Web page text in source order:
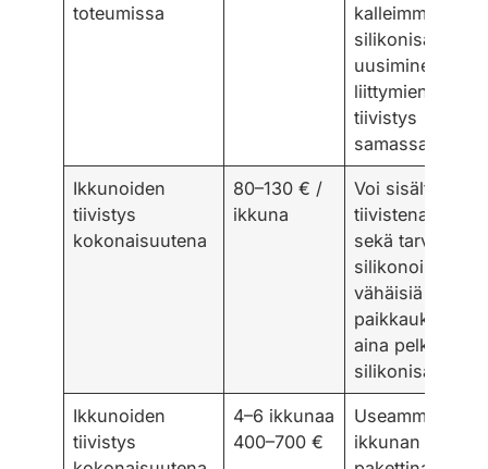
toteumissa
kalleimmillaan
uusiminen ja
liittymien
tiivistys
samassa työssä
Ikkunoiden
tiivistys
kokonaisuutena
80–130 € /
ikkuna
Voi sisältää
tiivistenauhoja
sekä tarvittavat
silikonoinnit ja
vähäisiä
paikkauksia, ei
aina pelkkää
silikonisaumaa
Ikkunoiden
tiivistys
4–6 ikkunaa
400–700 €
Useamman
ikkunan